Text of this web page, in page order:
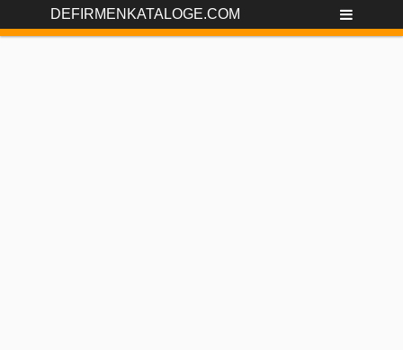
DEFIRMENKATALOGE.COM